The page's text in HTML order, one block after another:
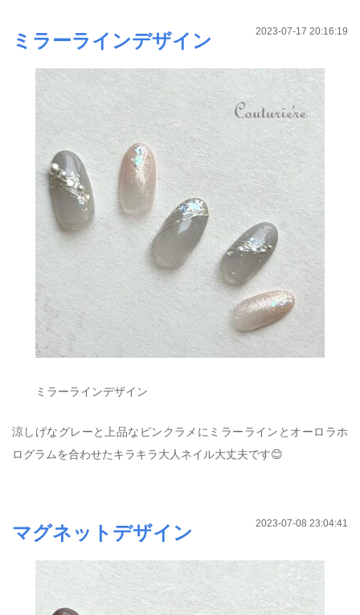
2023-07-17 20:16:19
ミラーラインデザイン
ミラーラインデザイン
涼しげなグレーと上品なピンクラメにミラーラインとオーロラホ
ログラムを合わせたキラキラ大人ネイル大丈夫です😊
2023-07-08 23:04:41
マグネットデザイン